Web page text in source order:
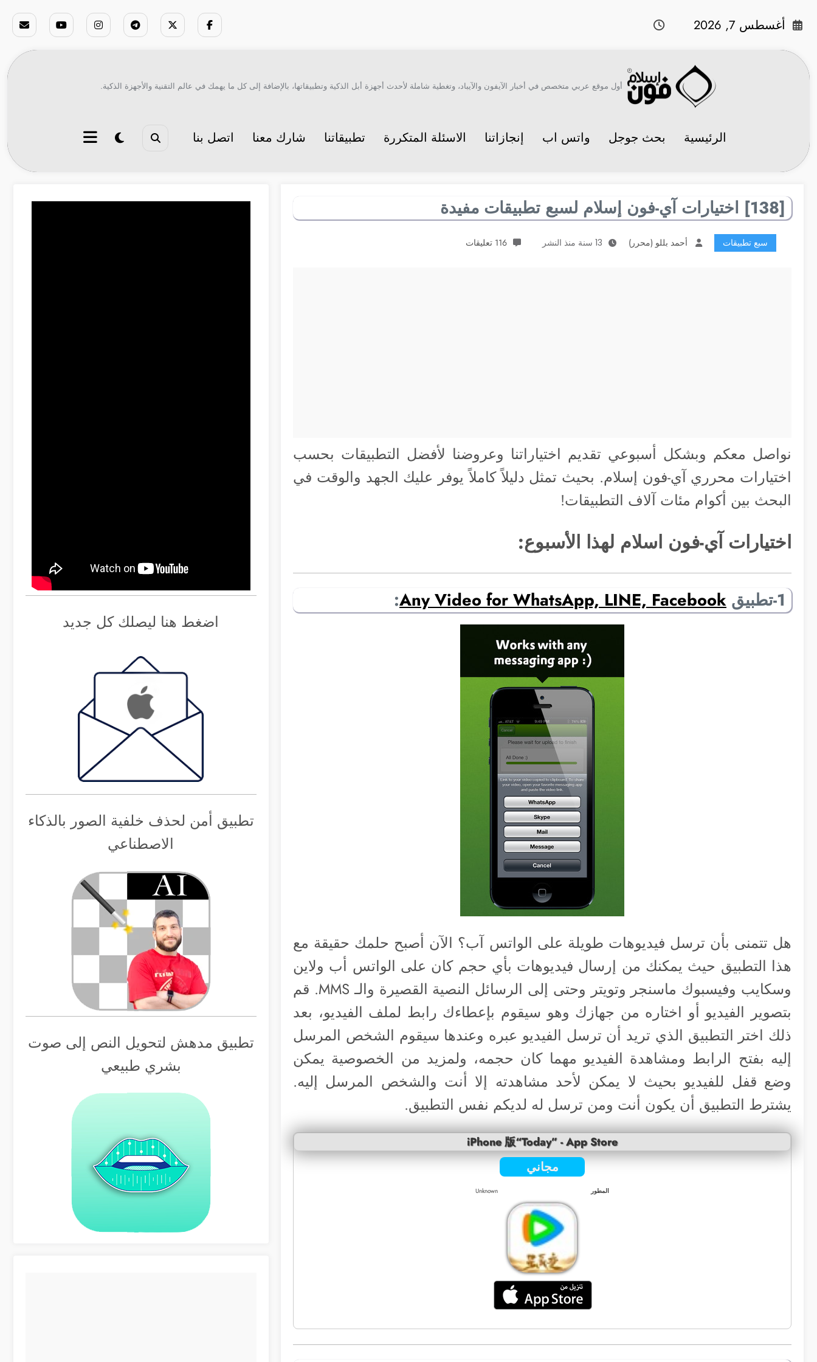
أغسطس 7, 2026
أول موقع عربي متخصص في أخبار الآيفون والآيباد، وتغطية شاملة لأحدث أجهزة أبل الذكية وتطبيقاتها، بالإضافة إلى كل ما يهمك في عالم التقنية والأجهزة الذكية.
الرئيسية بحث جوجل واتس اب إنجازاتنا الاسئلة المتكررة تطبيقاتنا شارك معنا اتصل بنا
[138] اختيارات آي-فون إسلام لسبع تطبيقات مفيدة
سبع تطبيقات أحمد بللو (محرر) 13 سنة منذ النشر 116 تعليقات
نواصل معكم وبشكل أسبوعي تقديم اختياراتنا وعروضنا لأفضل التطبيقات بحسب
اختيارات محرري آي-فون إسلام. بحيث تمثل دليلاً كاملاً يوفر عليك الجهد والوقت في
البحث بين أكوام مئات آلاف التطبيقات!
اختيارات آي-فون اسلام لهذا الأسبوع:
1-تطبيق Any Video for WhatsApp, LINE, Facebook
:
هل تتمنى بأن ترسل فيديوهات طويلة على الواتس آب؟ الآن أصبح حلمك حقيقة مع
هذا التطبيق حيث يمكنك من إرسال فيديوهات بأي حجم كان على الواتس أب ولاين
وسكايب وفيسبوك ماسنجر وتويتر وحتى إلى الرسائل النصية القصيرة والـ MMS. قم
بتصوير الفيديو أو اختاره من جهازك وهو سيقوم بإعطاءك رابط لملف الفيديو، بعد
ذلك اختر التطبيق الذي تريد أن ترسل الفيديو عبره وعندها سيقوم الشخص المرسل
إليه بفتح الرابط ومشاهدة الفيديو مهما كان حجمه، ولمزيد من الخصوصية يمكن
وضع قفل للفيديو بحيث لا يمكن لأحد مشاهدته إلا أنت والشخص المرسل إليه.
يشترط التطبيق أن يكون أنت ومن ترسل له لديكم نفس التطبيق.
iPhone 版“Today” - App Store
مجاني
المطور Unknown
اضغط هنا ليصلك كل جديد
تطبيق أمن لحذف خلفية الصور بالذكاء
الاصطناعي
تطبيق مدهش لتحويل النص إلى صوت
بشري طبيعي